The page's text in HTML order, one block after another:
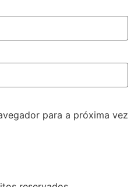
para a próxima vez